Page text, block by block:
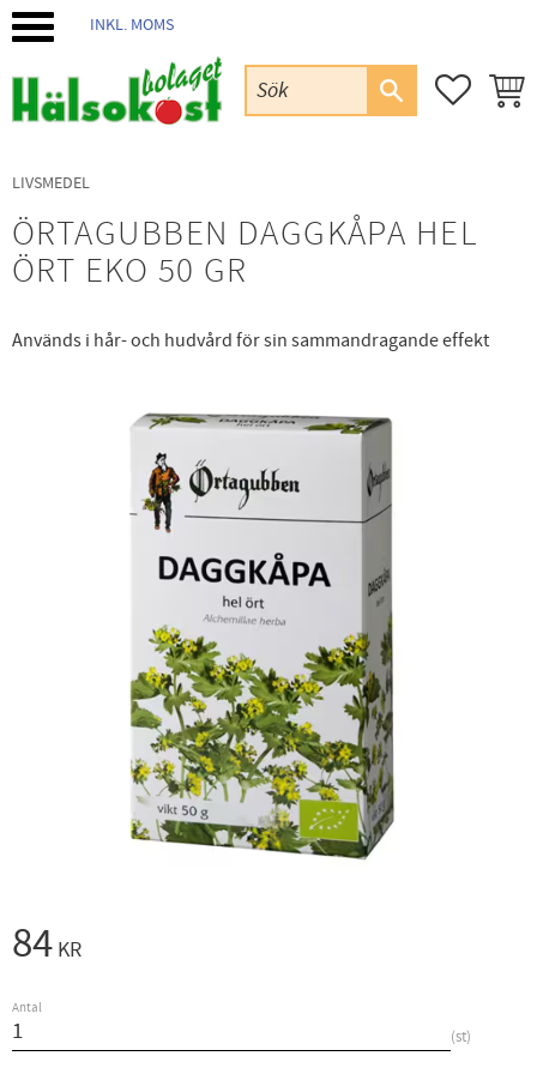
INKL. MOMS
LIVSMEDEL
ÖRTAGUBBEN DAGGKÅPA HEL
ÖRT EKO 50 GR
Används i hår- och hudvård för sin sammandragande effekt
84 KR
Antal
st